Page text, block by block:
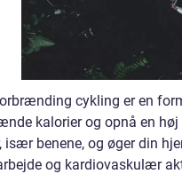
cykling er en
kalorier og opnå en
især benene, og øger din
og kardiovaskulær